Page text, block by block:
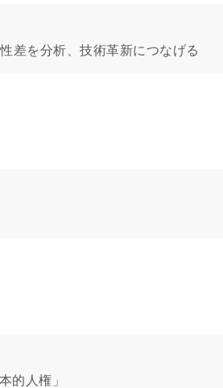
差を分析、技術革新につなげる
的人権」